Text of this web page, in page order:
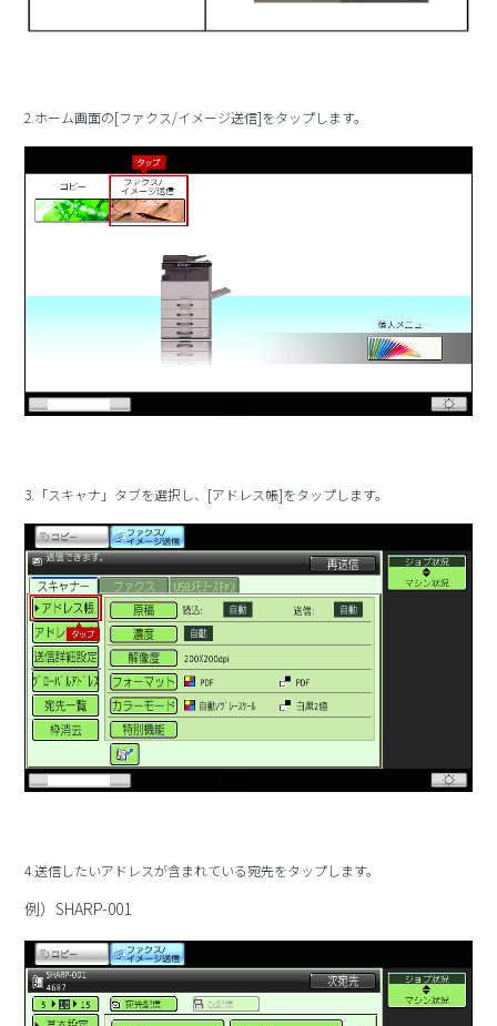
2.ホーム画面の[ファクス/イメージ送信]をタップします。
3.「スキャナ」タブを選択し、[アドレス帳]をタップします。
4.送信したいアドレスが含まれている宛先をタップします。
例）SHARP-001